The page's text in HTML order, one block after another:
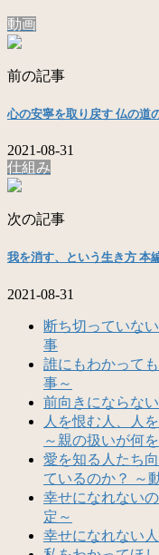
動画
前の記事
心の安寧を取り戻す 仏の道
2021-08-31
仕組み
次の記事
我を消す、という生き方 本
2021-08-31
断ち切っていな
事
誰にもわかって
事～
前向きにならな
人を恨む人、人
～親の扱いが何
愛を知る人たち
ているのか？ ～
幸せになれない
定～
幸せになれない